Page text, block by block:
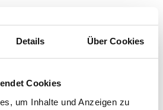
Details Über Cookies
Cookies
um Inhalte und Anzeigen zu